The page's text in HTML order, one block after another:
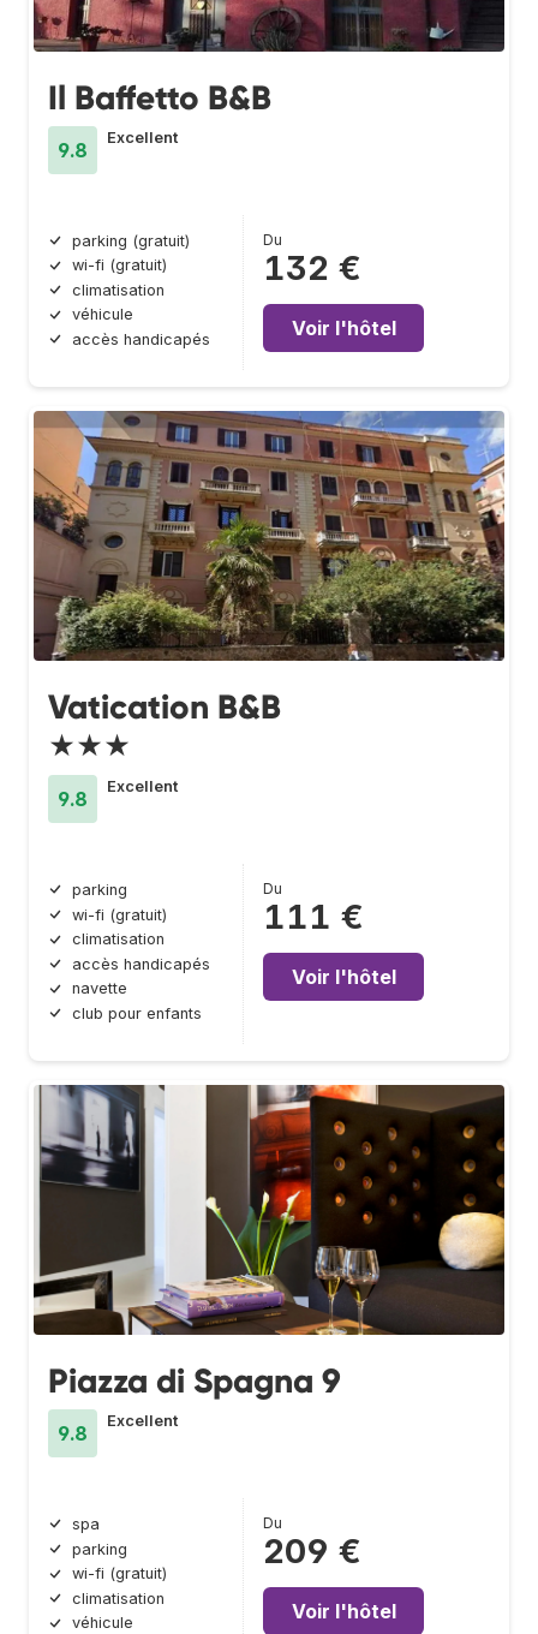
Il Baffetto B&B
9.8
Excellent
parking (gratuit)
wi-fi (gratuit)
climatisation
véhicule
accès handicapés
Du
132 €
Voir l'hôtel
Vatication B&B
★★★
9.8
Excellent
parking
wi-fi (gratuit)
climatisation
accès handicapés
navette
club pour enfants
Du
111 €
Voir l'hôtel
Piazza di Spagna 9
9.8
Excellent
spa
parking
wi-fi (gratuit)
climatisation
véhicule
Du
209 €
Voir l'hôtel